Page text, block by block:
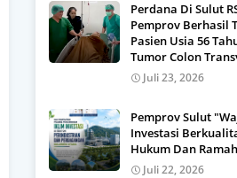
Perdana Di Sulut
Pemprov Berhasil
Pasien Usia 56
Tumor Colon
Juli 23, 2026
Pemprov Sulut
Investasi
Hukum Dan
Juli 22, 2026